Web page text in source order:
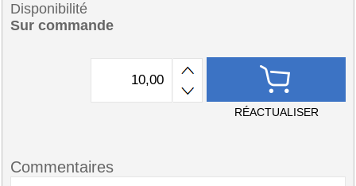
Disponibilité
Sur commande
RÉACTUALISER
Commentaires